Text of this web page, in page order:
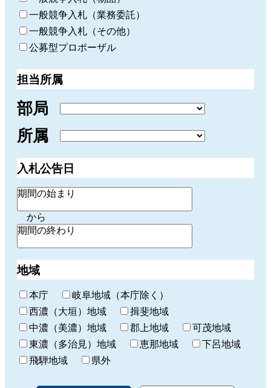
一般競争入札（業務委託）
一般競争入札（その他）
公募型プロポーザル
担当所属
部局
所属
入札公告日
期間の始まり
から
期間の終わり
地域
本庁
岐阜地域（本庁除く）
西濃（大垣）地域
揖斐地域
中濃（美濃）地域
郡上地域
可茂地域
東濃（多治見）地域
恵那地域
下呂地域
飛騨地域
県外